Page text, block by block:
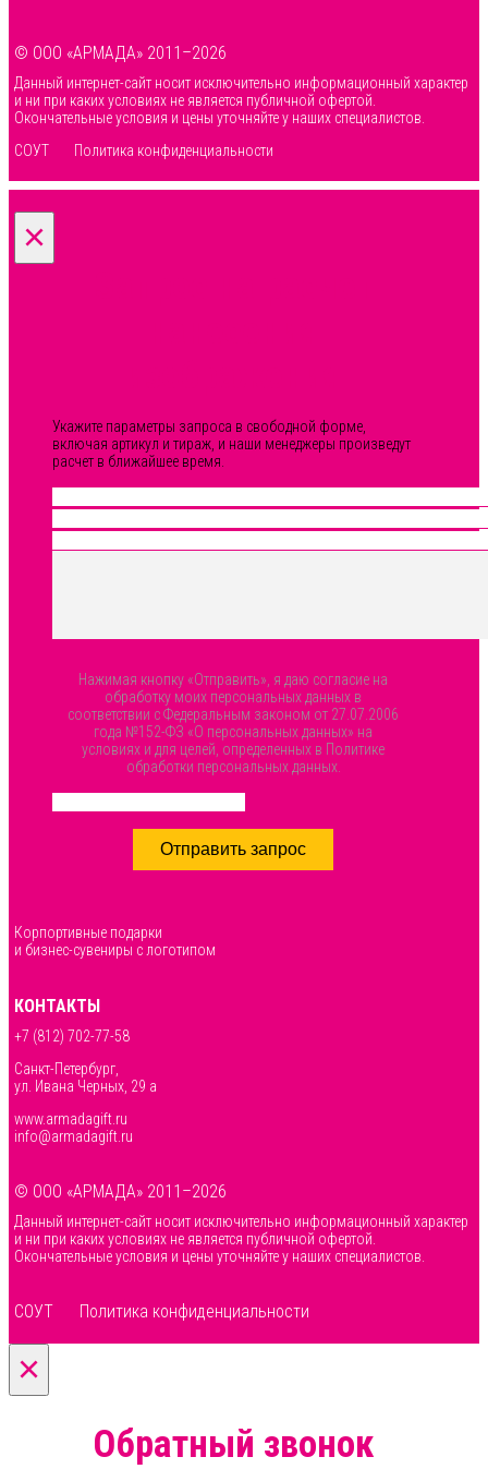
© ООО «АРМАДА» 2011–2026
Данный интернет-сайт носит исключительно информационный характер
и ни при каких условиях не является публичной офертой.
Окончательные условия и цены уточняйте у наших специалистов.
СОУТ
Политика конфиденциальности
×
Укажите параметры запроса в свободной форме,
включая артикул и тираж, и наши менеджеры произведут
расчет в ближайшее время.
Нажимая кнопку «Отправить», я даю согласие на
обработку моих персональных данных в
соответствии с Федеральным законом от 27.07.2006
года №152-ФЗ «О персональных данных» на
условиях и для целей, определенных в Политике
обработки персональных данных.
Отправить запрос
Корпортивные подарки
и бизнес-сувениры с логотипом
КОНТАКТЫ
+7 (812) 702-77-58
Санкт-Петербург,
ул. Ивана Черных, 29 а
www.armadagift.ru
info@armadagift.ru
© ООО «АРМАДА» 2011–2026
Данный интернет-сайт носит исключительно информационный характер
и ни при каких условиях не является публичной офертой.
Окончательные условия и цены уточняйте у наших специалистов.
СОУТ Политика конфиденциальности
×
Обратный звонок